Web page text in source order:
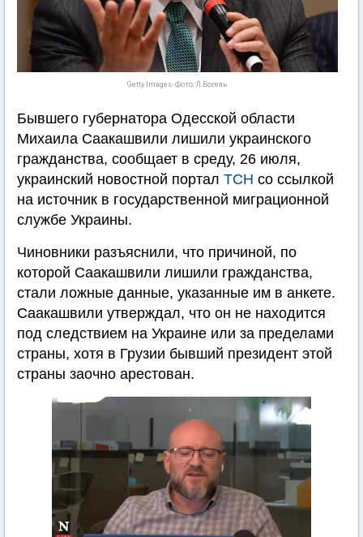
Getty Images. Фото: Л.Вогель
Бывшего губернатора Одесской области
Михаила Саакашвили лишили украинского
гражданства, сообщает в среду, 26 июля,
украинский новостной портал ТСН со ссылкой
на источник в государственной миграционной
службе Украины.
Чиновники разъяснили, что причиной, по
которой Саакашвили лишили гражданства,
стали ложные данные, указанные им в анкете.
Саакашвили утверждал, что он не находится
под следствием на Украине или за пределами
страны, хотя в Грузии бывший президент этой
страны заочно арестован.